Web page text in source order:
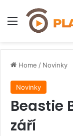
Menu
Home / Novinky
Novinky
Beastie
září